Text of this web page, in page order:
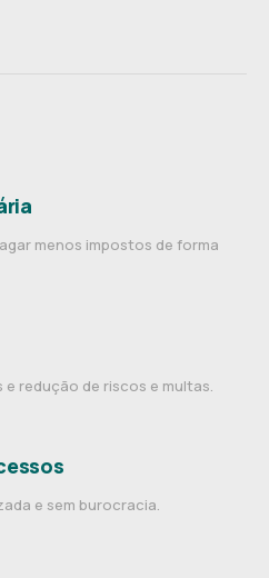
menos impostos de forma
redução de riscos e multas.
e sem burocracia.